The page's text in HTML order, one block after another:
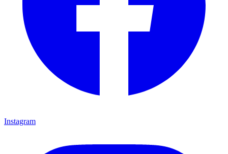
Instagram